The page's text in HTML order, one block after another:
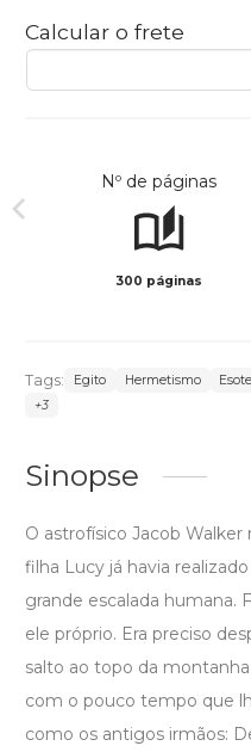
Calcular o frete
Nº de páginas
300 páginas
Tags: Egito Hermetismo
+3
Sinopse
O astrofísico Jacob Walker
filha Lucy já havia
grande escalada humana.
ele próprio. Era preciso
salto ao topo da
com o pouco tempo que
como os antigos irmãos: